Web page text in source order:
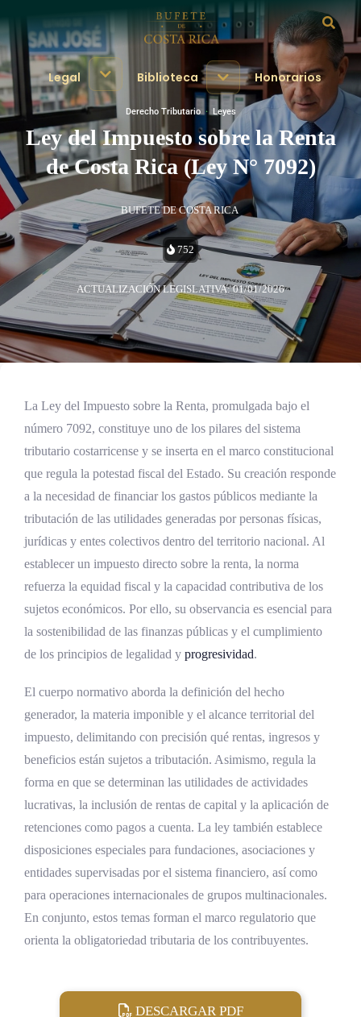
Legal Biblioteca Honorarios
Derecho Tributario· Leyes
Ley del Impuesto sobre la Renta
de Costa Rica (Ley N° 7092)
BUFETE DE COSTA RICA
752
ACTUALIZACIÓN LEGISLATIVA: 01/01/2026
La Ley del Impuesto sobre la Renta, promulgada bajo el
número 7092, constituye uno de los pilares del sistema
tributario costarricense y se inserta en el marco constitucional
que regula la potestad fiscal del Estado. Su creación responde
a la necesidad de financiar los gastos públicos mediante la
tributación de las utilidades generadas por personas físicas,
jurídicas y entes colectivos dentro del territorio nacional. Al
establecer un impuesto directo sobre la renta, la norma
refuerza la equidad fiscal y la capacidad contributiva de los
sujetos económicos. Por ello, su observancia es esencial para
la sostenibilidad de las finanzas públicas y el cumplimiento
de los principios de legalidad y progresividad.
El cuerpo normativo aborda la definición del hecho
generador, la materia imponible y el alcance territorial del
impuesto, delimitando con precisión qué rentas, ingresos y
beneficios están sujetos a tributación. Asimismo, regula la
forma en que se determinan las utilidades de actividades
lucrativas, la inclusión de rentas de capital y la aplicación de
retenciones como pagos a cuenta. La ley también establece
disposiciones especiales para fundaciones, asociaciones y
entidades supervisadas por el sistema financiero, así como
para operaciones internacionales de grupos multinacionales.
En conjunto, estos temas forman el marco regulatorio que
orienta la obligatoriedad tributaria de los contribuyentes.
DESCARGAR PDF